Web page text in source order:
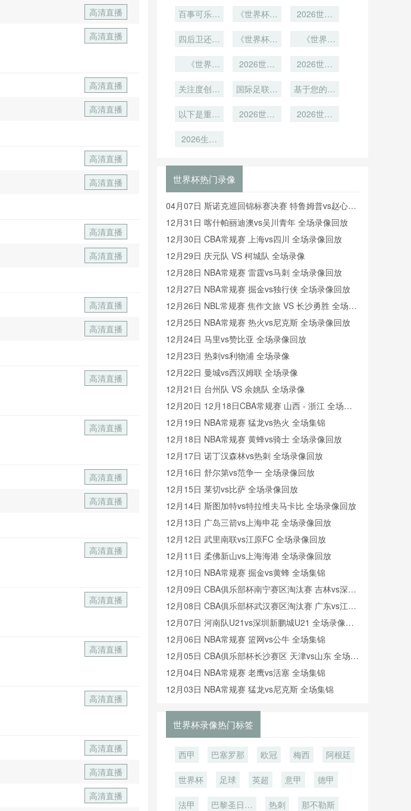
高清直播
高清直播
高清直播
高清直播
高清直播
高清直播
高清直播
高清直播
高清直播
高清直播
高清直播
高清直播
高清直播
高清直播
高清直播
高清直播
高清直播
高清直播
高清直播
高清直播
高清直播
VS加纳直
挪威VS塞
直播
VS巴西直
百事可乐如
《世界杯赞
升级”：可
出“足球瓶”
2026世界
型选择
四后卫还是
《世界杯球
拼！姆巴
座驾曝光》
《世界
祥物”引热
吐槽“像外
《世界
球迷”排行
女争奇斗
2026世界
收视率刷新
2026世界
引爆全球热
关注度创历
国际足联主
2026美加
基于您的需
以下是重新
题：<br />
**“2026世
界杯前瞻：
混合用途场
馆更衣室动
线优化设计
研究”**
2026世界
检疫标准博
2026世界
2026生死
赛分如何成
为小组第三
级线”
世界杯热门录像
04月07日 斯诺克巡回锦标赛决赛 特鲁姆普vs赵心童
全场录像回放
12月31日 喀什帕丽迪澳vs吴川青年 全场录像回放
12月30日 CBA常规赛 上海vs四川 全场录像回放
12月29日 庆元队 VS 柯城队 全场录像
12月28日 NBA常规赛 雷霆vs马刺 全场录像回放
12月27日 NBA常规赛 掘金vs独行侠 全场录像回放
12月26日 NBL常规赛 焦作文旅 VS 长沙勇胜 全场录
像
12月25日 NBA常规赛 热火vs尼克斯 全场录像回放
12月24日 马里vs赞比亚 全场录像回放
12月23日 热刺vs利物浦 全场录像
12月22日 曼城vs西汉姆联 全场录像
12月21日 台州队 VS 余姚队 全场录像
12月20日 12月18日CBA常规赛 山西 - 浙江 全场录
像
12月19日 NBA常规赛 猛龙vs热火 全场集锦
12月18日 NBA常规赛 黄蜂vs骑士 全场录像回放
12月17日 诺丁汉森林vs热刺 全场录像回放
12月16日 舒尔第vs范争一 全场录像回放
12月15日 莱切vs比萨 全场录像回放
12月14日 斯图加特vs特拉维夫马卡比 全场录像回放
12月13日 广岛三箭vs上海申花 全场录像回放
12月12日 武里南联vs江原FC 全场录像回放
12月11日 柔佛新山vs上海海港 全场录像回放
12月10日 NBA常规赛 掘金vs黄蜂 全场集锦
12月09日 CBA俱乐部杯南宁赛区淘汰赛 吉林vs深圳
全场录像回放
12月08日 CBA俱乐部杯武汉赛区淘汰赛 广东vs江苏
全场录像回放
12月07日 河南队U21vs深圳新鹏城U21 全场录像回
放
12月06日 NBA常规赛 篮网vs公牛 全场集锦
12月05日 CBA俱乐部杯长沙赛区 天津vs山东 全场录
像回放
12月04日 NBA常规赛 老鹰vs活塞 全场集锦
12月03日 NBA常规赛 猛龙vs尼克斯 全场集锦
世界杯录像热门标签
西甲 巴塞罗那 欧冠 梅西 阿根廷
世界杯 足球 英超 意甲 德甲
法甲
巴黎圣日耳
热刺 那不勒斯